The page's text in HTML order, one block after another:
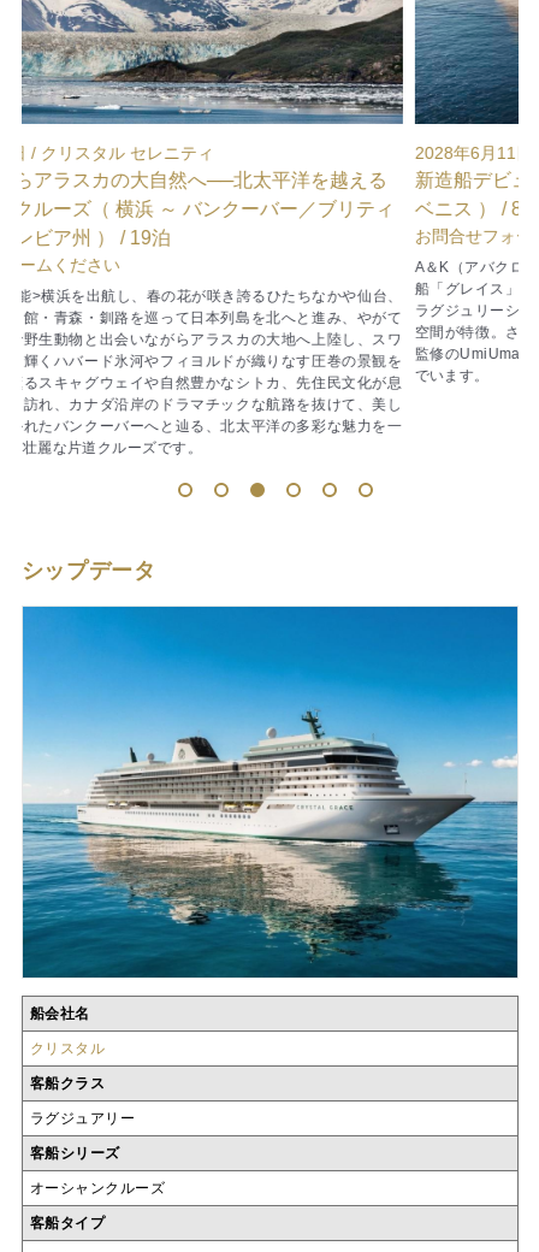
2028年6月11日 / クリスタル グレイス
新造船デビュークルーズ（ チビタベッキア／ローマ ～
ベニス ） / 8泊
お問合せフォームください
A＆K（アバクロンビー＆ケント）傘下になった新生クリスタル初の新造
船「グレイス」のデビュークルーズ。全室プライベートベランダ付きの
ラグジュリーシップは、船の中であることを忘れさせるスペーシャスな
空間が特徴。さらにクリスタルの歴史が培ったおもてなしや、NOBU氏
監修のUmiUmaなど、皆様に愛されたクリスタルのレガシーを引き継い
でいます。
1 2 3 4 5 6
シップデータ
船会社名
クリスタル
客船クラス
ラグジュアリー
客船シリーズ
オーシャンクルーズ
客船タイプ